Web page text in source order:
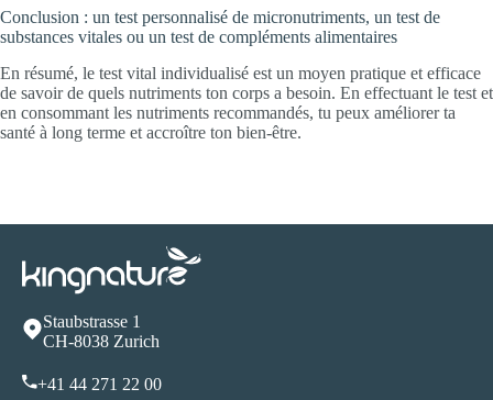
Conclusion : un test personnalisé de micronutriments, un test de
substances vitales ou un test de compléments alimentaires
En résumé, le test vital individualisé est un moyen pratique et efficace
de savoir de quels nutriments ton corps a besoin. En effectuant le test et
en consommant les nutriments recommandés, tu peux améliorer ta
santé à long terme et accroître ton bien-être.
Staubstrasse 1
CH-8038 Zurich
+41 44 271 22 00